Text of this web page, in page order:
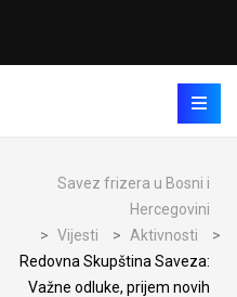
Savez frizera u Bosni i
Hercegovini
> Vijesti > Aktivnosti
>
Redovna Skupština Saveza:
Važne odluke, prijem novih